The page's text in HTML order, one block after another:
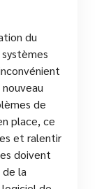
du
de
place, ce
et ralentir
doivent
la